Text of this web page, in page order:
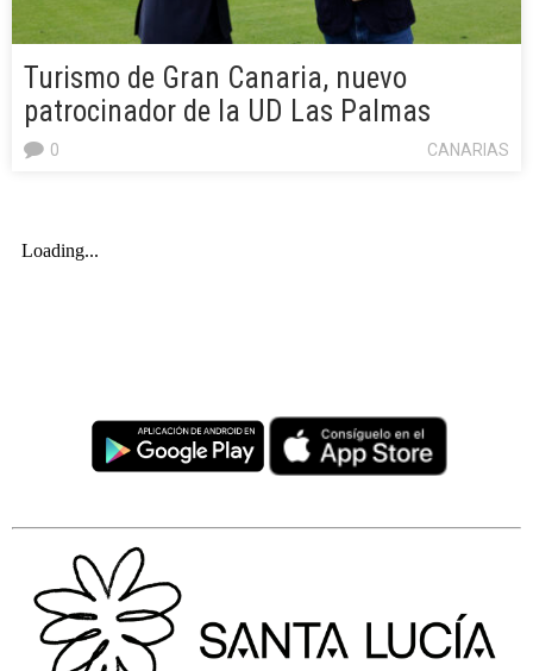
Turismo de Gran Canaria, nuevo
patrocinador de la UD Las Palmas
CANARIAS
0